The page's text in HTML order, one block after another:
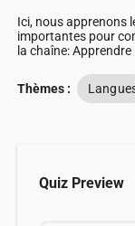
Ici, nous apprenons
importantes pour
la chaîne:
Thèmes :
Quiz Preview